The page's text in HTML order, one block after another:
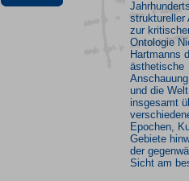
struktureller
zur
Ontologie
Hartmanns
ästhetische
und die
insgesamt
Epochen,
Gebiete
der
Sicht am